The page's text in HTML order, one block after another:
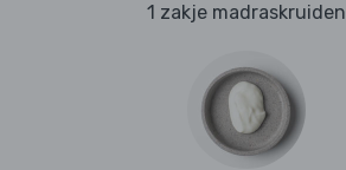
1 zakje madraskruiden